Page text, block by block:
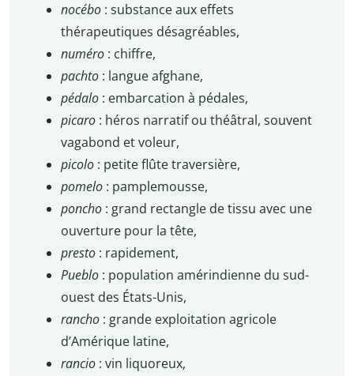
nocébo : substance aux effets
thérapeutiques désagréables,
numéro : chiffre,
pachto : langue afghane,
pédalo : embarcation à pédales,
picaro : héros narratif ou théâtral, souvent
vagabond et voleur,
picolo : petite flûte traversière,
pomelo : pamplemousse,
poncho : grand rectangle de tissu avec une
ouverture pour la tête,
presto : rapidement,
Pueblo : population amérindienne du sud-
ouest des États-Unis,
rancho : grande exploitation agricole
d’Amérique latine,
rancio : vin liquoreux,